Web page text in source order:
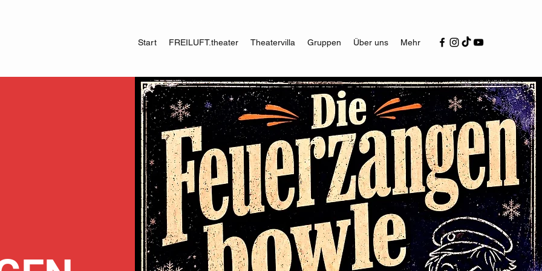
Start FREILUFT.theater Theatervilla Gruppen Über uns Mehr